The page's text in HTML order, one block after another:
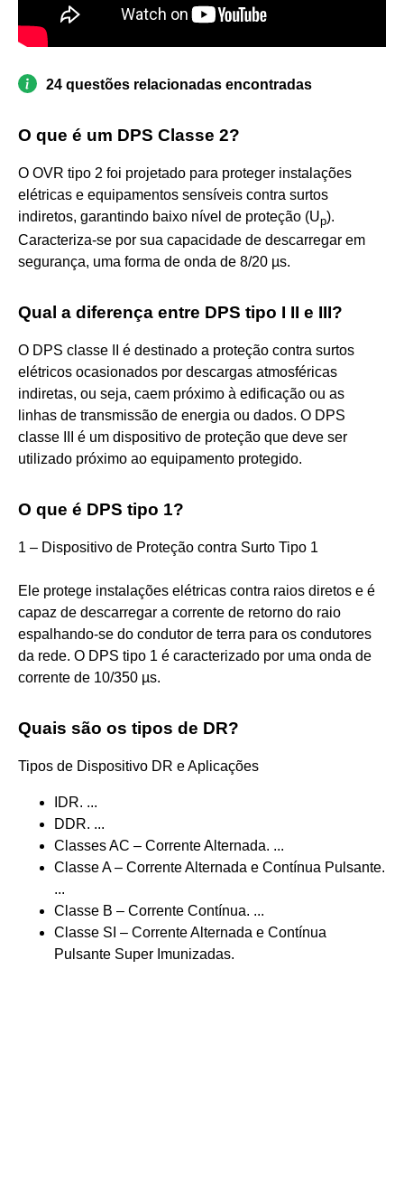
24 questões relacionadas encontradas
O que é um DPS Classe 2?
O OVR tipo 2 foi projetado para proteger instalações
elétricas e equipamentos sensíveis contra surtos
indiretos, garantindo baixo nível de proteção (Up).
Caracteriza-se por sua capacidade de descarregar em
segurança, uma forma de onda de 8/20 µs.
Qual a diferença entre DPS tipo I II e III?
O DPS classe II é destinado a proteção contra surtos
elétricos ocasionados por descargas atmosféricas
indiretas, ou seja, caem próximo à edificação ou as
linhas de transmissão de energia ou dados. O DPS
classe III é um dispositivo de proteção que deve ser
utilizado próximo ao equipamento protegido.
O que é DPS tipo 1?
1 – Dispositivo de Proteção contra Surto Tipo 1
Ele protege instalações elétricas contra raios diretos e é
capaz de descarregar a corrente de retorno do raio
espalhando-se do condutor de terra para os condutores
da rede. O DPS tipo 1 é caracterizado por uma onda de
corrente de 10/350 µs.
Quais são os tipos de DR?
Tipos de Dispositivo DR e Aplicações
IDR. ...
DDR. ...
Classes AC – Corrente Alternada. ...
Classe A – Corrente Alternada e Contínua Pulsante.
...
Classe B – Corrente Contínua. ...
Classe SI – Corrente Alternada e Contínua
Pulsante Super Imunizadas.